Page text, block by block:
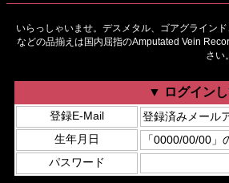
いらっしゃいませ。デスメタル、ゴアグライン
などの品揃えは国内屈指のAmputated Vein
さい。
▼ ログイン
登録E-Mail
生年月日
パスワード